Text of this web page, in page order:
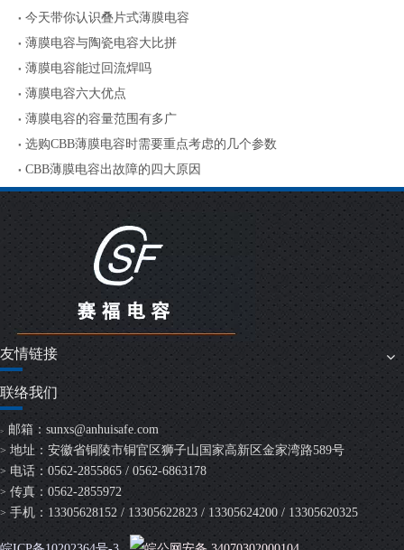
今天带你认识叠片式薄膜电容
薄膜电容与陶瓷电容大比拼
薄膜电容能过回流焊吗
薄膜电容六大优点
薄膜电容的容量范围有多广
选购CBB薄膜电容时需要重点考虑的几个参数
CBB薄膜电容出故障的四大原因
友情链接
联络我们
> 邮箱： sunxs@anhuisafe.com
> 地址：安徽省铜陵市铜官区狮子山国家高新区金家湾路589号
> 电话：0562-2855865 / 0562-6863178
> 传真：0562-2855972
> 手机：13305628152 / 13305622823 / 13305624200 / 13305620325